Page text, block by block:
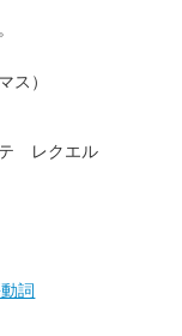
）
レクエル
詞